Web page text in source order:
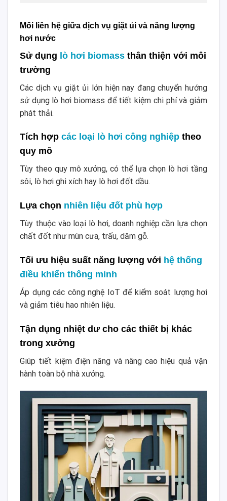
Mối liên hệ giữa dịch vụ giặt ủi và năng lượng
hơi nước
Sử dụng lò hơi biomass thân thiện với môi
trường
Các dịch vụ giặt ủi lớn hiện nay đang chuyển hướng
sử dụng lò hơi biomass để tiết kiệm chi phí và giảm
phát thải.
Tích hợp các loại lò hơi công nghiệp theo
quy mô
Tùy theo quy mô xưởng, có thể lựa chọn lò hơi tầng
sôi, lò hơi ghi xích hay lò hơi đốt dầu.
Lựa chọn nhiên liệu đốt phù hợp
Tùy thuộc vào loại lò hơi, doanh nghiệp cần lựa chọn
chất đốt như mùn cưa, trấu, dăm gỗ.
Tối ưu hiệu suất năng lượng với hệ thống
điều khiển thông minh
Áp dụng các công nghệ IoT để kiểm soát lượng hơi
và giảm tiêu hao nhiên liệu.
Tận dụng nhiệt dư cho các thiết bị khác
trong xưởng
Giúp tiết kiệm điện năng và nâng cao hiệu quả vận
hành toàn bộ nhà xưởng.